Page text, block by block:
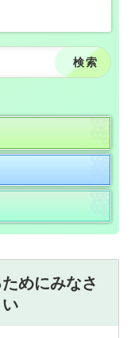
めにみなさ